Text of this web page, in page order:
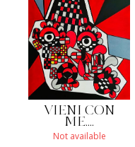
VIENI CON
ME....
Not available